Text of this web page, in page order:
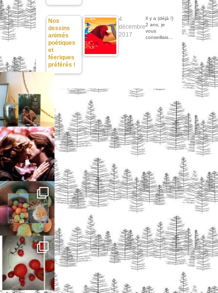
Nos
dessins
animés
poétiques
et
féeriques
préférés !
4
décembre
2017
Il y a (déjà !)
2 ans, je
vous
conseillais…